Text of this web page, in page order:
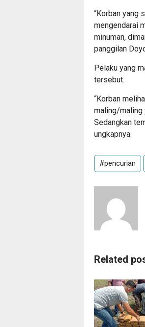
“Korban yang
mengendarai
minuman,
panggilan
Pelaku yang
tersebut.
“Korban
maling/maling
Sedangkan
ungkapnya.
#pencurian
Related